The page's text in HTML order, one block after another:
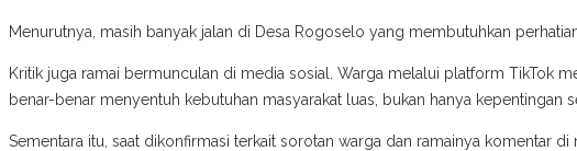
Menurutnya, masih banyak jalan di Desa Rogoselo yang membutuhkan
Kritik juga ramai bermunculan di media sosial. Warga melalui platform TikTok
benar-benar menyentuh kebutuhan masyarakat luas, bukan hanya kepentingan
Sementara itu, saat dikonfirmasi terkait sorotan warga dan ramainya komentar